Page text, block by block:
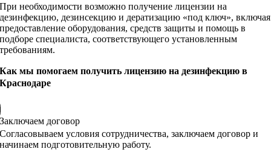
При необходимости возможно получение лицензии на
дезинфекцию, дезинсекцию и дератизацию «под ключ», включая
предоставление оборудования, средств защиты и помощь в
подборе специалиста, соответствующего установленным
требованиям.
Как мы помогаем получить лицензию на дезинфекцию в
Краснодаре
Заключаем договор
Согласовываем условия сотрудничества, заключаем договор и
начинаем подготовительную работу.